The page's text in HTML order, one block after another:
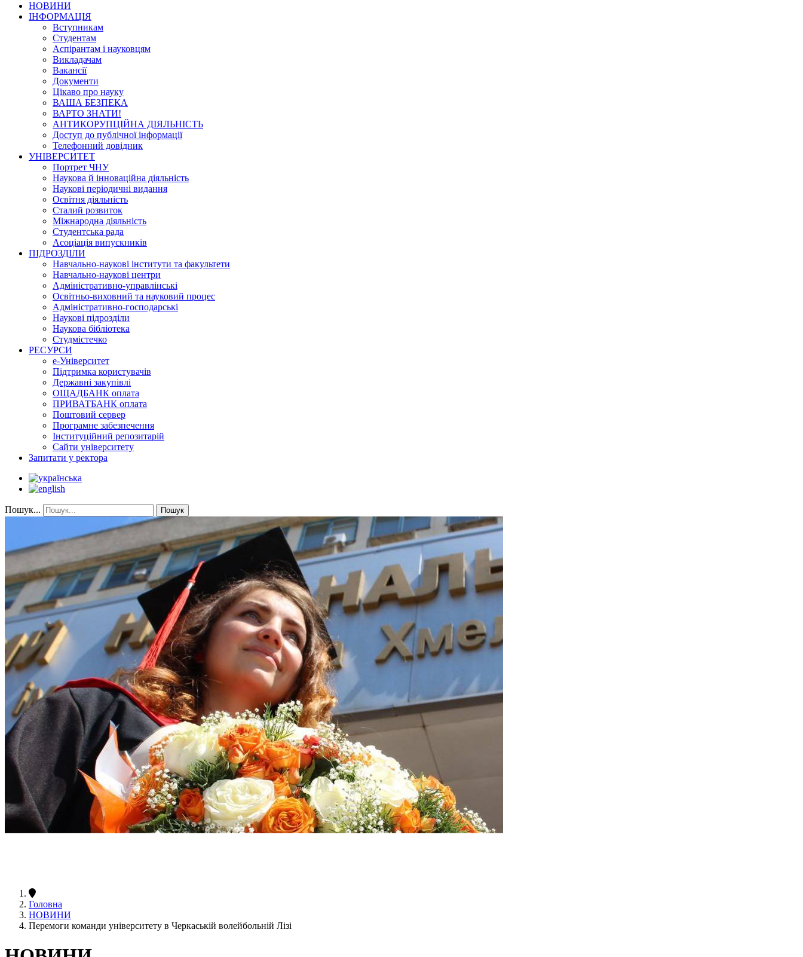
НОВИНИ
ІНФОРМАЦІЯ
Вступникам
Студентам
Аспірантам і науковцям
Викладачам
Вакансії
Документи
Цікаво про науку
ВАША БЕЗПЕКА
ВАРТО ЗНАТИ!
АНТИКОРУПЦІЙНА ДІЯЛЬНІСТЬ
Доступ до публічної інформації
Телефонний довідник
УНІВЕРСИТЕТ
Портрет ЧНУ
Наукова й інноваційна діяльність
Наукові періодичні видання
Освітня діяльність
Сталий розвиток
Міжнародна діяльність
Студентська рада
Асоціація випускників
ПІДРОЗДІЛИ
Навчально-наукові інститути та факультети
Навчально-наукові центри
Адміністративно-управлінські
Освітньо-виховний та науковий процес
Адміністративно-господарські
Наукові підрозділи
Наукова бібліотека
Студмістечко
РЕСУРСИ
е-Університет
Підтримка користувачів
Державні закупівлі
ОЩАДБАНК оплата
ПРИВАТБАНК оплата
Поштовий сервер
Програмне забезпечення
Інституційний репозитарій
Сайти університету
Запитати у ректора
Пошук... Пошук
Головна
НОВИНИ
Перемоги команди університету в Черкаській волейбольній Лізі